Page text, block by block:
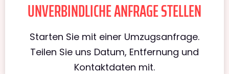
UNVERBINDLICHE ANFRAGE STELLEN
Starten Sie mit einer Umzugsanfrage.
Teilen Sie uns Datum, Entfernung und
Kontaktdaten mit.